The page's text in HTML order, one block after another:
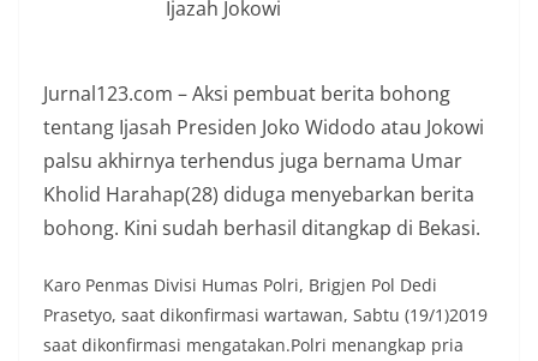
Ijazah Jokowi
Jurnal123.com – Aksi pembuat berita bohong
tentang Ijasah Presiden Joko Widodo atau Jokowi
palsu akhirnya terhendus juga bernama Umar
Kholid Harahap(28) diduga menyebarkan berita
bohong. Kini sudah berhasil ditangkap di Bekasi.
Karo Penmas Divisi Humas Polri, Brigjen Pol Dedi
Prasetyo, saat dikonfirmasi wartawan, Sabtu (19/1)2019
saat dikonfirmasi mengatakan.Polri menangkap pria